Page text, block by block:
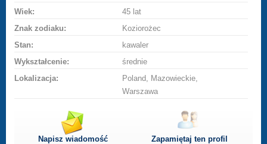
Wiek:
45 lat
Znak zodiaku:
Koziorożec
Stan:
kawaler
Wykształcenie:
średnie
Lokalizacja:
Poland, Mazowieckie,
Warszawa
Napisz wiadomość Zapamiętaj ten profil